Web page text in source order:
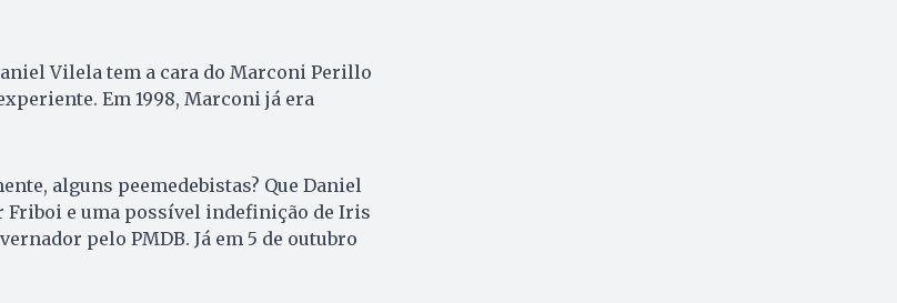
Vilela tem a cara do Marconi Perillo
Em 1998, Marconi já era
alguns peemedebistas? Que Daniel
Friboi e uma possível indefinição de Iris
pelo PMDB. Já em 5 de outubro